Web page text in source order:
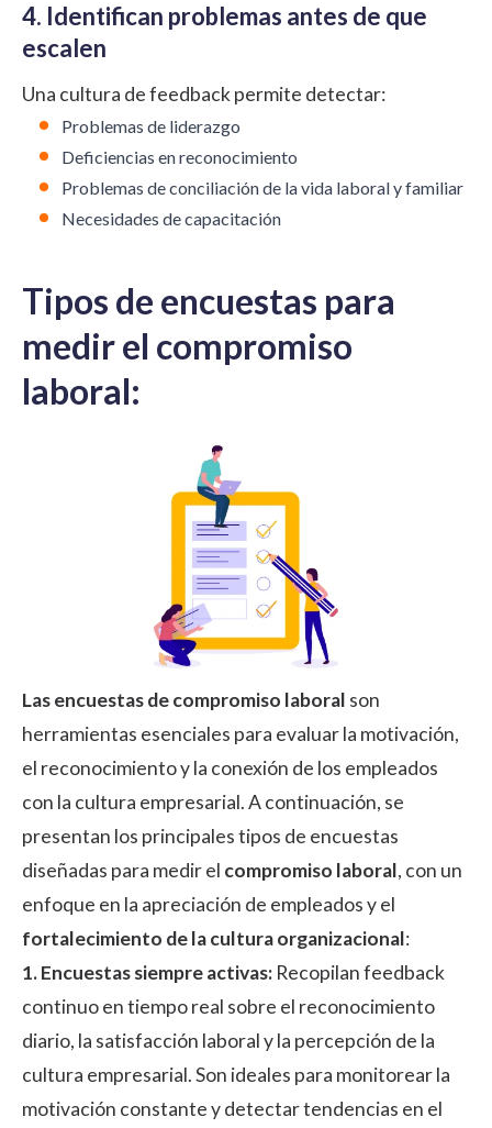
4. Identifican problemas antes de que
escalen
Una cultura de feedback permite detectar:
Problemas de liderazgo
Deficiencias en reconocimiento
Problemas deconciliaciónde la vida laboral y familiar
Necesidades de capacitación
Tipos de encuestas para
medir el compromiso
laboral:
Las encuestas de compromiso laboral son
herramientas esenciales para evaluar la motivación,
el reconocimiento y la conexión de los empleados
con la cultura empresarial. A continuación, se
presentan los principales tipos de encuestas
diseñadas para medir el compromiso laboral, con un
enfoque en la apreciación de empleados y el
fortalecimiento de la cultura organizacional:
1. Encuestas siempre activas: Recopilan feedback
continuo en tiempo real sobre el reconocimiento
diario, la satisfacción laboral y la percepción de la
cultura empresarial. Son ideales para monitorear la
motivación constante y detectar tendencias en el